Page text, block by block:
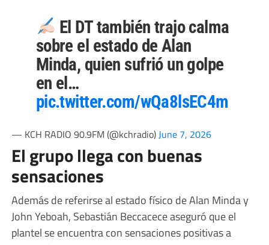
El DT también trajo calma
sobre el estado de Alan
Minda, quien sufrió un golpe
en el…
pic.twitter.com/wQa8lsEC4m
— KCH RADIO 90.9FM (@kchradio) June 7, 2026
El grupo llega con buenas
sensaciones
Además de referirse al estado físico de Alan Minda y
John Yeboah, Sebastián Beccacece aseguró que el
plantel se encuentra con sensaciones positivas a